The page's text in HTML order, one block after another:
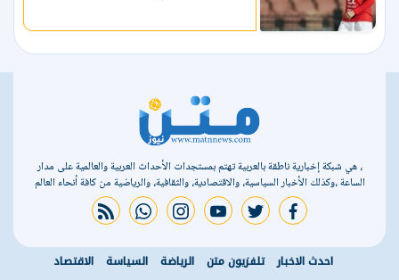
، هي شبكة إخبارية ناطقة بالعربية تهتم بمستجدات الأحداث العربية والعالمية على مدار
الساعة ،وكذلك الأخبار السياسية، والاقتصادية، والثقافية، والرياضية من كافة أنحاء العالم
facebook
twitter
youtube
instagram
whatsapp
rss feed
احدث الاخبار تلفزيون متن الرياضة السياسة الاقتصاد